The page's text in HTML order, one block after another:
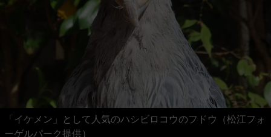
「イケメン」として人気のハシビロコウのフドウ（松江フォ
ーゲルパーク提供）